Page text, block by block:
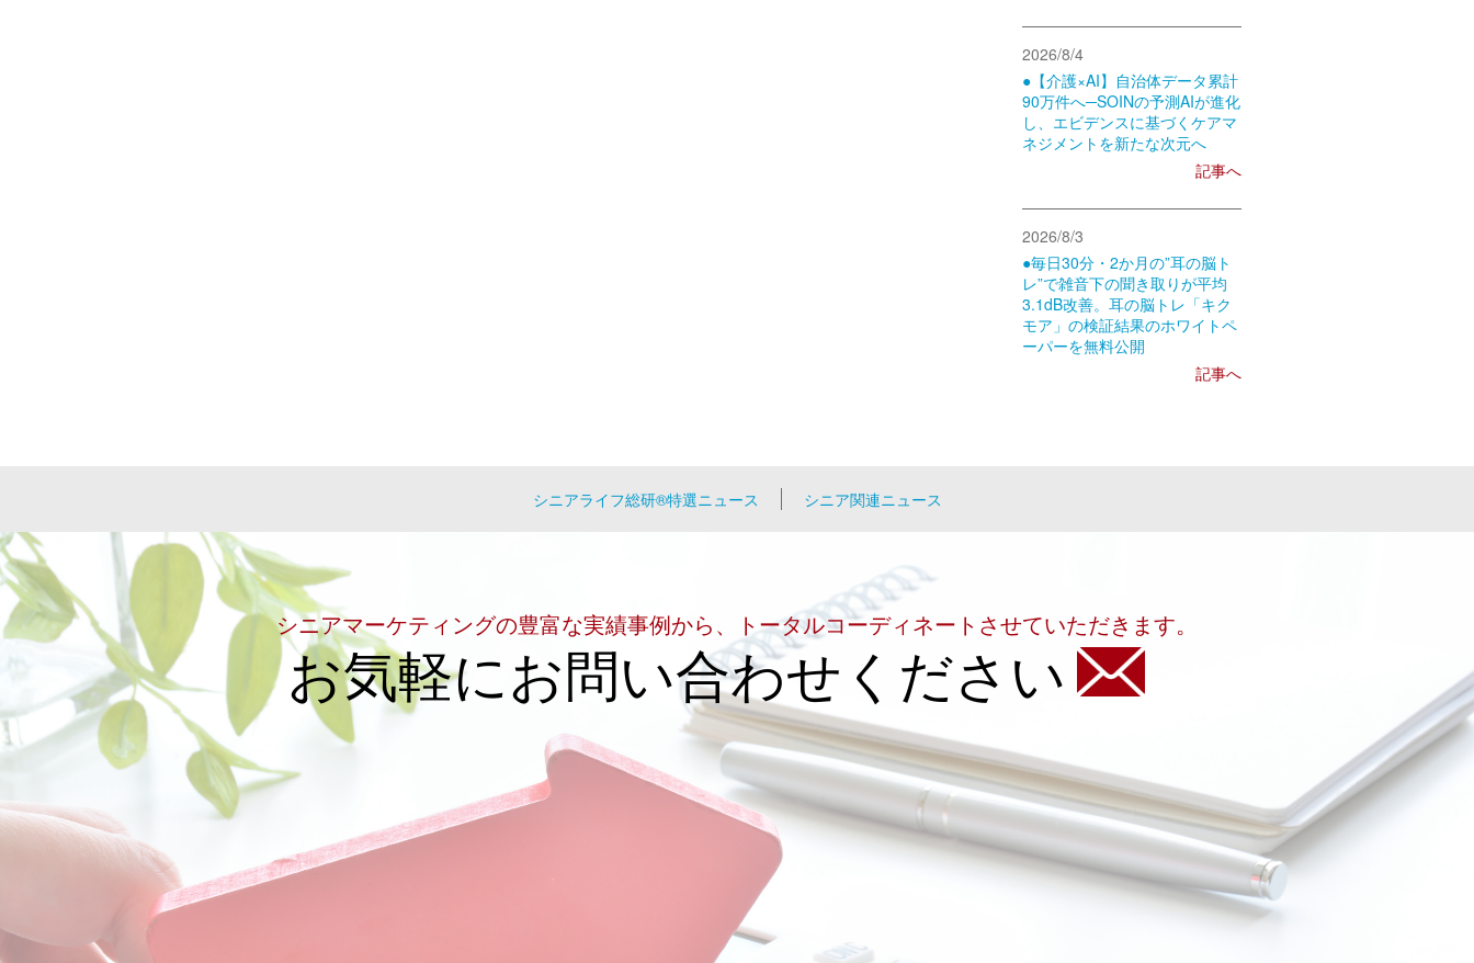
2026/8/4
●【介護×AI】自治体データ累計
90万件へ─SOINの予測AIが進化
し、エビデンスに基づくケアマ
ネジメントを新たな次元へ
記事へ
2026/8/3
●毎日30分・2か月の”耳の脳ト
レ”で雑音下の聞き取りが平均
3.1dB改善。耳の脳トレ「キク
モア」の検証結果のホワイトペ
ーパーを無料公開
記事へ
シニアライフ総研®特選ニュース シニア関連ニュース
シニアマーケティングの豊富な実績事例から、トータルコーディネートさせていただきます。
お気軽にお問い合わせください